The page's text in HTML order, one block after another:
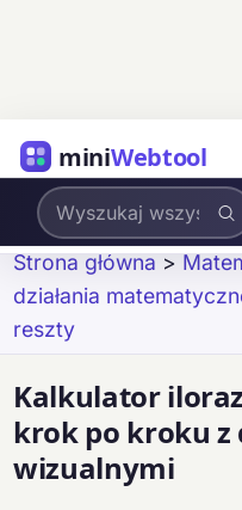
miniWebtool
Strona główna >
działania
reszty
Kalkulator
krok po kroku
wizualnymi